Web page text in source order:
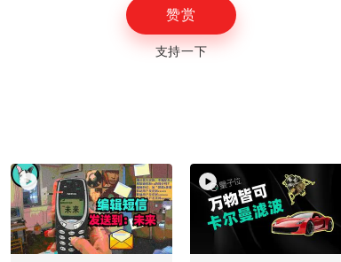
赞赏
支持一下